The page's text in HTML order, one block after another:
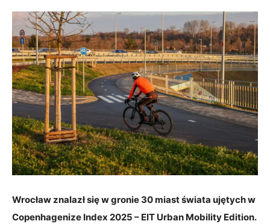
Wrocław znalazł się w gronie 30 miast świata ujętych w
Copenhagenize Index 2025 – EIT Urban Mobility Edition.